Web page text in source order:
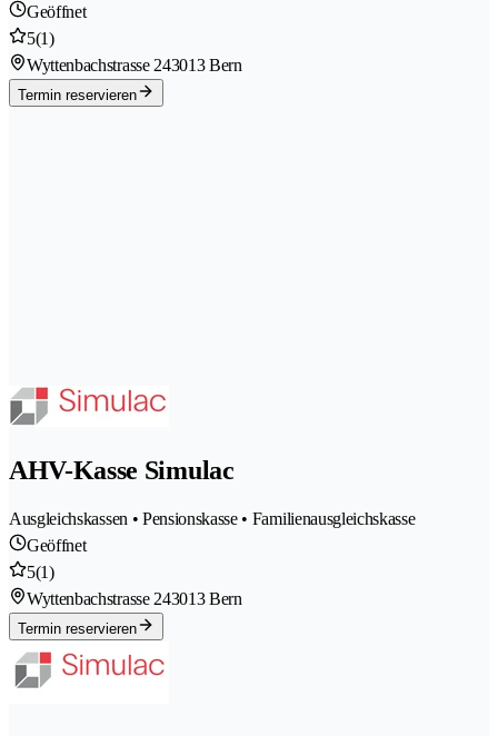
Geöffnet
5(1)
Wyttenbachstrasse 243013 Bern
Termin reservieren
AHV-Kasse Simulac
Ausgleichskassen • Pensionskasse • Familienausgleichskasse
Geöffnet
5(1)
Wyttenbachstrasse 243013 Bern
Termin reservieren